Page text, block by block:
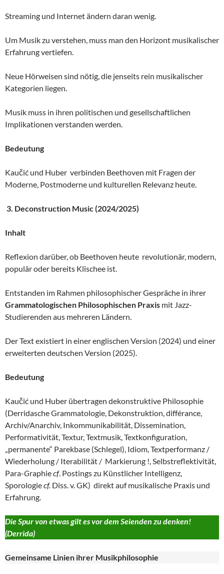
Streaming und Internet ändern daran wenig.
Um Musik zu verstehen, muss man den Horizont musikalischer
Erfahrung vertiefen.
Neue Hörweisen sind nötig, die jenseits rein musikalischer
Kategorien liegen.
Musik muss in ihren politischen und gesellschaftlichen
Implikationen verstanden werden.
Bedeutung
Kaučić und Huber verbinden Beethoven mit Fragen der
Moderne, Postmoderne und kulturellen Relevanz heute.
3. Deconstruction Music (2024/2025)
Inhalt
Reflexion darüber, ob Beethoven heute revolutionär, modern,
populär oder bereits Klischee ist.
Entstanden im Rahmen philosophischer Gespräche in ihrer
Grammatologischen Philosophischen Praxis mit Jazz-
Studierenden aus mehreren Ländern.
Der Text existiert in einer englischen Version (2024) und einer
erweiterten deutschen Version (2025).
Bedeutung
Kaučić und Huber übertragen dekonstruktive Philosophie
(Derridasche Grammatologie, Dekonstruktion, différance,
Archiv/Anarchiv, Inkommunikabilität, Dissemination,
Performativität, Textur, Textmusik, Textkonfiguration,
„permanente“ Parekbase (Schlegel), Idiom, Textperformanz /
Wiederholung / Iterabilität / Markierung !, Selbstreflektivität,
Para-Graphiecf. Postings zu Künstlicher Intelligenz,
Sporologiecf. Diss. v. GK) direkt auf musikalische Praxis und
Erfahrung.
Die Spur von etwas gilt es vor dem Seienden zu denken!
(Derrida)
Gemeinsame Linien ihrer Musikphilosophie